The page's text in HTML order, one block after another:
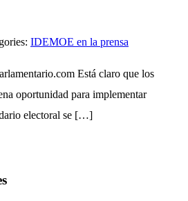
IDEMOE en la prensa
Está claro que los
oportunidad para implementar
electoral se […]